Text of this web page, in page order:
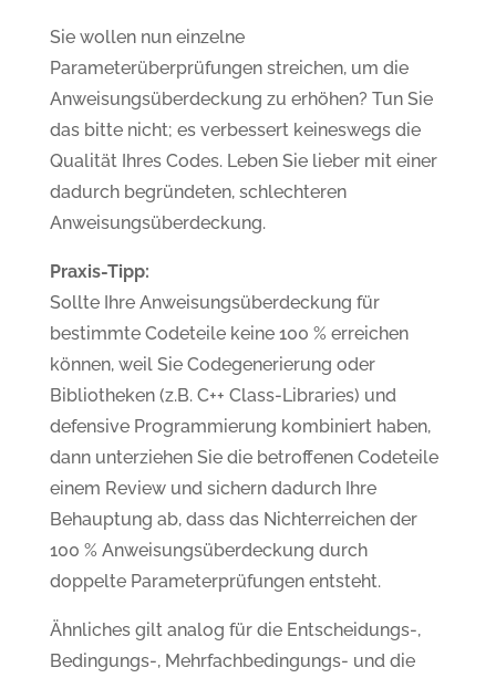
Sie wollen nun einzelne
Parameterüberprüfungen streichen, um die
Anweisungsüberdeckung zu erhöhen? Tun Sie
das bitte nicht; es verbessert keineswegs die
Qualität Ihres Codes. Leben Sie lieber mit einer
dadurch begründeten, schlechteren
Anweisungsüberdeckung.
Praxis-Tipp:
Sollte Ihre Anweisungsüberdeckung für
bestimmte Codeteile keine 100 % erreichen
können, weil Sie Codegenerierung oder
Bibliotheken (z.B. C++ Class-Libraries) und
defensive Programmierung kombiniert haben,
dann unterziehen Sie die betroffenen Codeteile
einem Review und sichern dadurch Ihre
Behauptung ab, dass das Nichterreichen der
100 % Anweisungsüberdeckung durch
doppelte Parameterprüfungen entsteht.
Ähnliches gilt analog für die Entscheidungs-,
Bedingungs-, Mehrfachbedingungs- und die